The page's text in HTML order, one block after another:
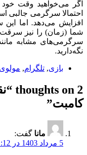
اگر می‌خواهید وقت
احتمالا سرگرمی جالبی
افزایش می‌دهد. اما
شما (زمان) را نیز
سرگرمی‌های مشابه
نگه‌دارید.
بازی, تلگرام, مولوی
2 thoughts on “
کامبت”
مانا گفت:
5 مرداد 1403 در 11:12 ب.ظ